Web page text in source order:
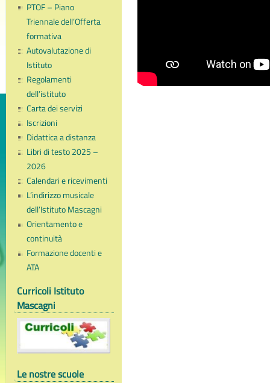
PTOF – Piano
Triennale dell’Offerta
formativa
Autovalutazione di
Istituto
Regolamenti
dell’istituto
Carta dei servizi
Iscrizioni
Didattica a distanza
Libri di testo 2025 –
2026
Calendari e ricevimenti
L’indirizzo musicale
dell’Istituto Mascagni
Orientamento e
continuità
Formazione docenti e
ATA
Curricoli Istituto
Mascagni
Le nostre scuole